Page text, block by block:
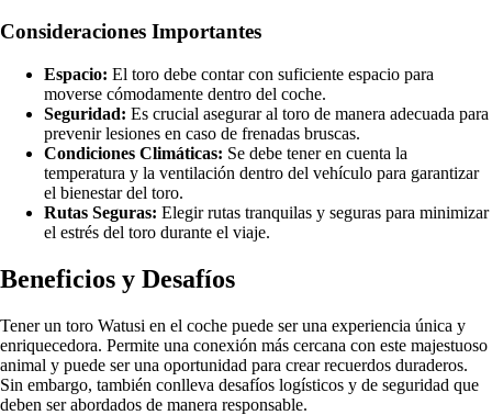
Consideraciones Importantes
Espacio: El toro debe contar con suficiente espacio para
moverse cómodamente dentro del coche.
Seguridad: Es crucial asegurar al toro de manera adecuada para
prevenir lesiones en caso de frenadas bruscas.
Condiciones Climáticas: Se debe tener en cuenta la
temperatura y la ventilación dentro del vehículo para garantizar
el bienestar del toro.
Rutas Seguras: Elegir rutas tranquilas y seguras para minimizar
el estrés del toro durante el viaje.
Beneficios y Desafíos
Tener un toro Watusi en el coche puede ser una experiencia única y
enriquecedora. Permite una conexión más cercana con este majestuoso
animal y puede ser una oportunidad para crear recuerdos duraderos.
Sin embargo, también conlleva desafíos logísticos y de seguridad que
deben ser abordados de manera responsable.